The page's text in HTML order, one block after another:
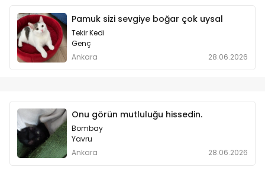
Pamuk sizi sevgiye boğar çok uysal
Tekir Kedi
Genç
Ankara
28.06.2026
Onu görün mutluluğu hissedin.
Bombay
Yavru
Ankara
28.06.2026